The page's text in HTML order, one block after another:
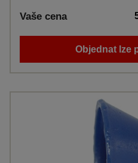
Vaše cena
Objednat lze